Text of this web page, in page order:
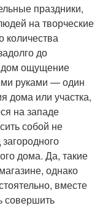
праздники,
на творческие
количества
до
дом ощущение
руками — один
дома или участка,
на западе
собой не
дома. Да, такие
однако
вместе
совершить